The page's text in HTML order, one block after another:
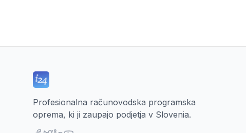
Profesionalna računovodska programska
oprema, ki ji zaupajo podjetja v Slovenia.